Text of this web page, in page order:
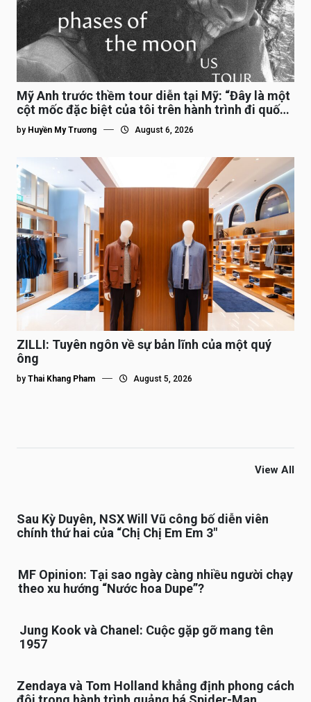
Mỹ Anh trước thềm tour diễn tại Mỹ: “Đây là một
cột mốc đặc biệt của tôi trên hành trình đi quốc
tế”
by Huyền My Trương August 6, 2026
ZILLI: Tuyên ngôn về sự bản lĩnh của một quý
ông
by Thai Khang Pham August 5, 2026
View All
Sau Kỳ Duyên, NSX Will Vũ công bố diễn viên
chính thứ hai của “Chị Chị Em Em 3″
MF Opinion: Tại sao ngày càng nhiều người chạy
theo xu hướng “Nước hoa Dupe”?
Jung Kook và Chanel: Cuộc gặp gỡ mang tên
1957
Zendaya và Tom Holland khẳng định phong cách